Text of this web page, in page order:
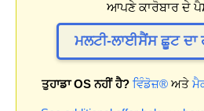
ਆਪਣੇ ਕਾਰੋਬਾਰ ਦੇ
ਮਲਟੀ-ਲਾਈਸੈਂਸ ਛੂਟ ਦਾ
ਤੁਹਾਡਾ OS ਨਹੀਂ ਹੈ? ਵਿੰਡੋਜ਼® ਅਤੇ